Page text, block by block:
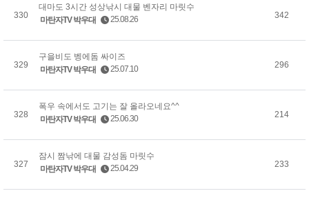
330
대마도 3시간 성상낚시 대물 벤자리 마릿수
마탄자TV 박우대
25.08.26 342
329
구을비도 벵에돔 싸이즈
마탄자TV 박우대
25.07.10 296
328
폭우 속에서도 고기는 잘 올라오네요^^
마탄자TV 박우대
25.06.30 214
327
잠시 짬낚에 대물 감성돔 마릿수
마탄자TV 박우대
25.04.29 233